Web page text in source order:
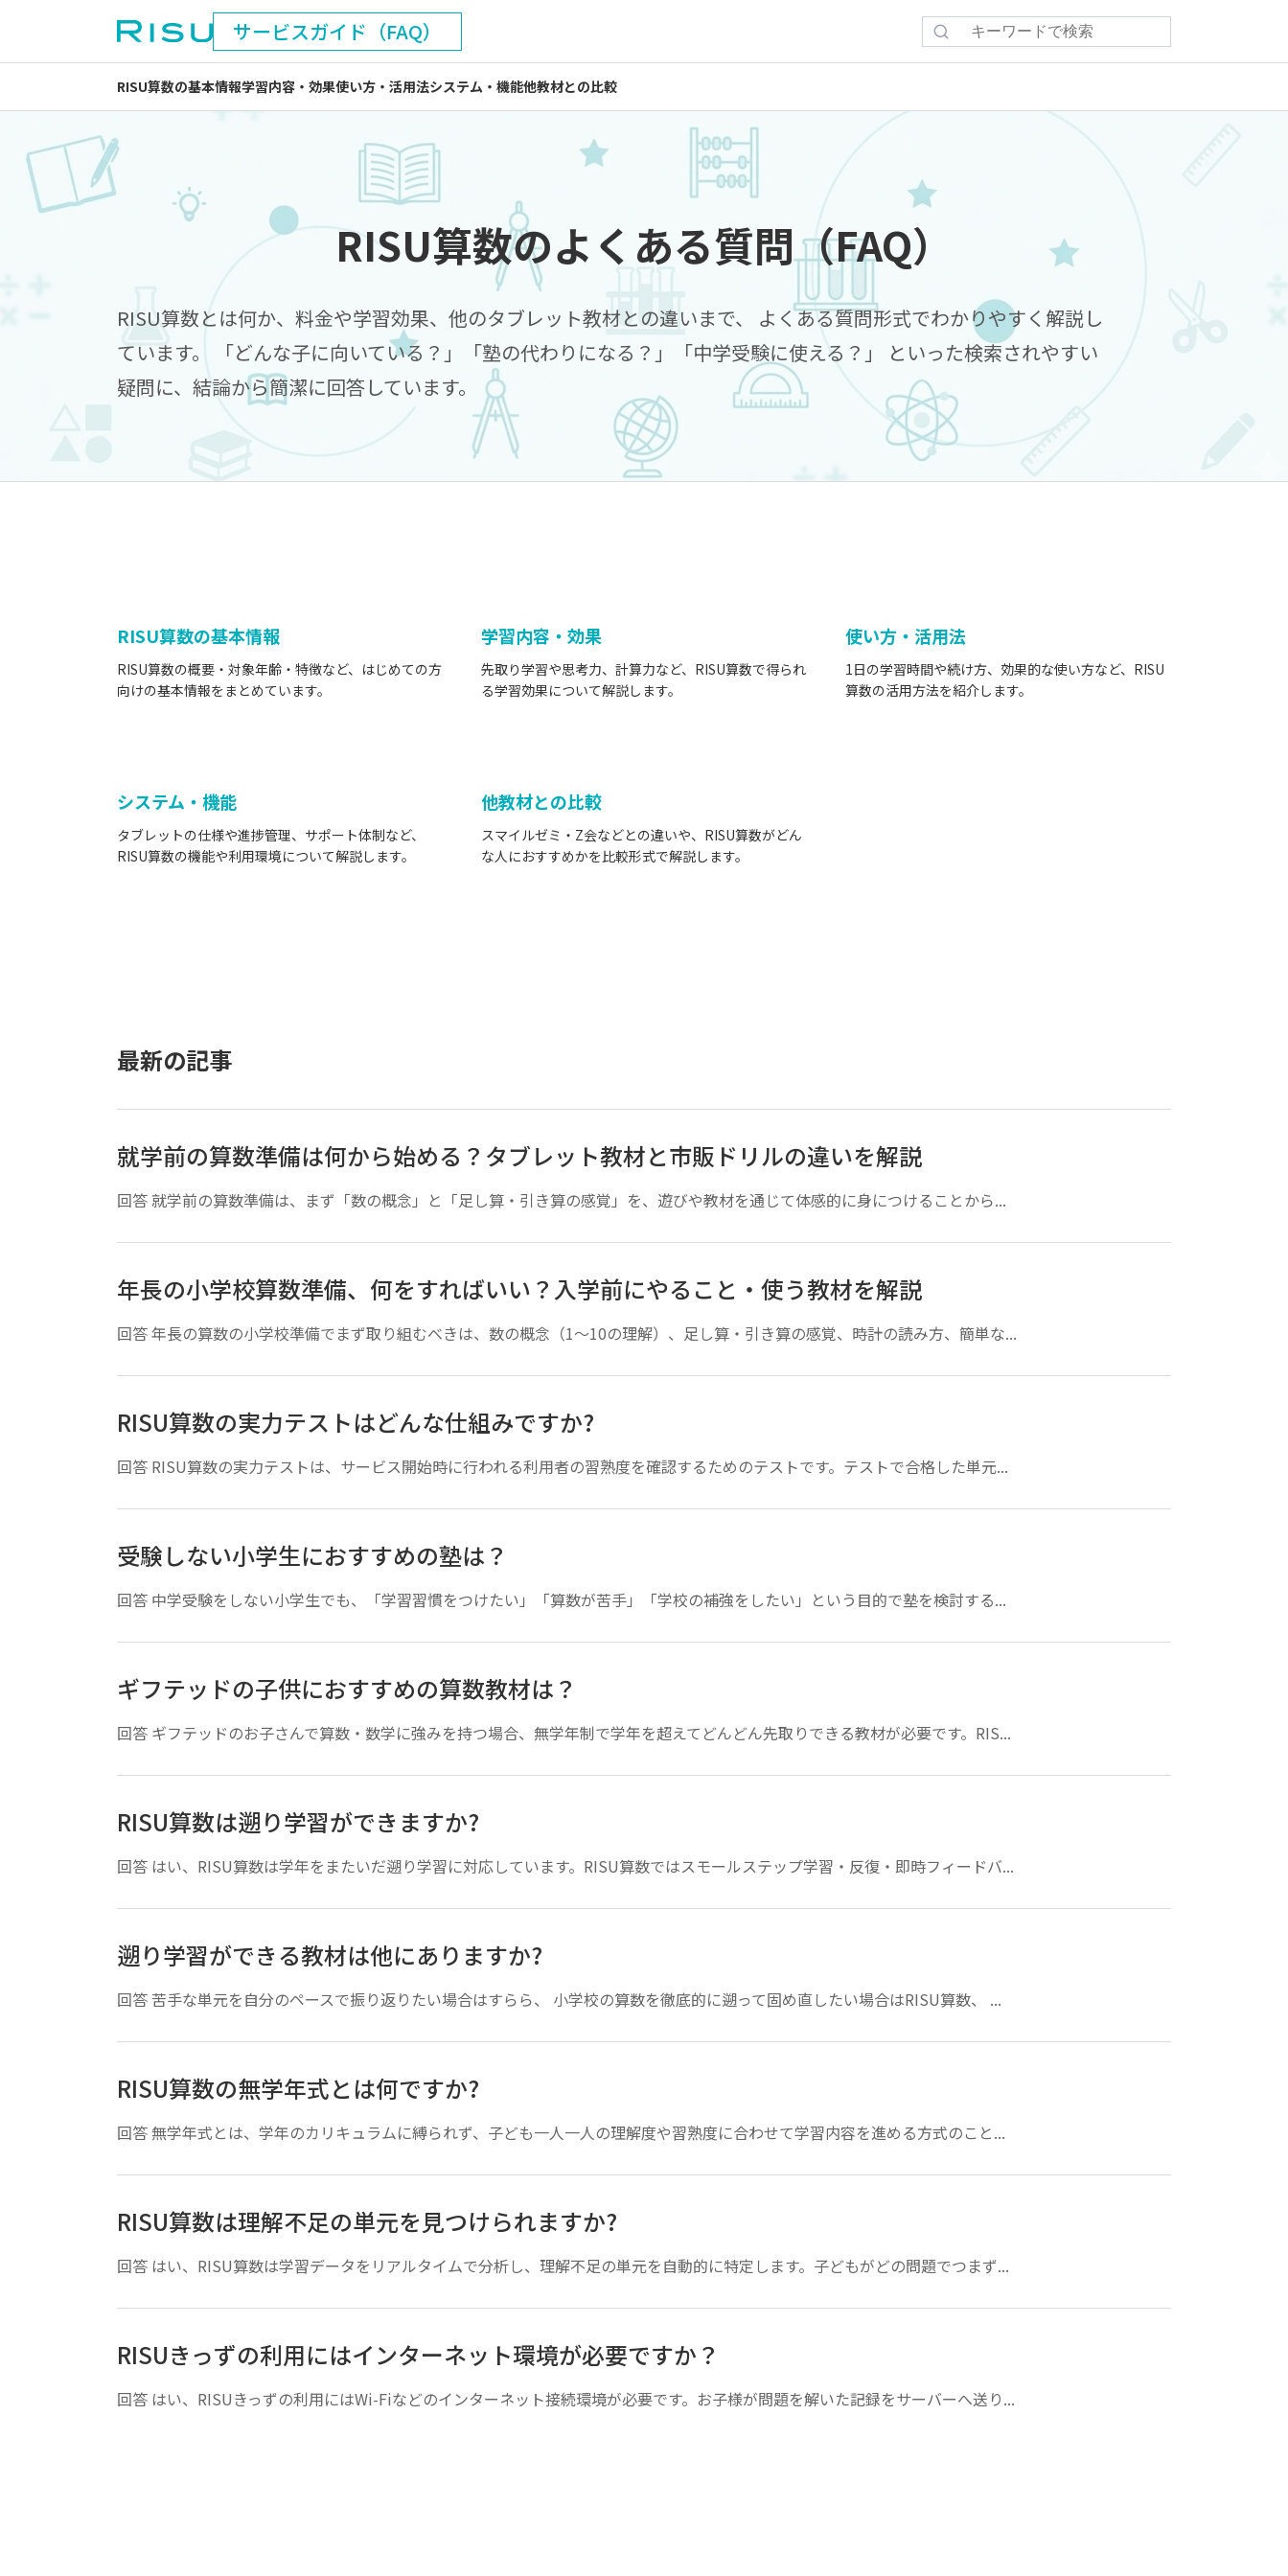
サービスガイド（FAQ）
検
索:
RISU算数の基本情報学習内容・効果使い方・活用法システム・機能他教材との比較
RISU算数のよくある質問（FAQ）
RISU算数とは何か、料金や学習効果、他のタブレット教材との違いまで、 よくある質問形式でわかりやすく解説し
ています。 「どんな子に向いている？」「塾の代わりになる？」「中学受験に使える？」 といった検索されやすい
疑問に、結論から簡潔に回答しています。
RISU算数の基本情報
RISU算数の概要・対象年齢・特徴など、はじめての方
向けの基本情報をまとめています。
学習内容・効果
先取り学習や思考力、計算力など、RISU算数で得られ
る学習効果について解説します。
使い方・活用法
1日の学習時間や続け方、効果的な使い方など、RISU
算数の活用方法を紹介します。
システム・機能
タブレットの仕様や進捗管理、サポート体制など、
RISU算数の機能や利用環境について解説します。
他教材との比較
スマイルゼミ・Z会などとの違いや、RISU算数がどん
な人におすすめかを比較形式で解説します。
最新の記事
就学前の算数準備は何から始める？タブレット教材と市販ドリルの違いを解説
回答 就学前の算数準備は、まず「数の概念」と「足し算・引き算の感覚」を、遊びや教材を通じて体感的に身につけることから...
年長の小学校算数準備、何をすればいい？入学前にやること・使う教材を解説
回答 年長の算数の小学校準備でまず取り組むべきは、数の概念（1〜10の理解）、足し算・引き算の感覚、時計の読み方、簡単な...
RISU算数の実力テストはどんな仕組みですか?
回答 RISU算数の実力テストは、サービス開始時に行われる利用者の習熟度を確認するためのテストです。テストで合格した単元...
受験しない小学生におすすめの塾は？
回答 中学受験をしない小学生でも、「学習習慣をつけたい」「算数が苦手」「学校の補強をしたい」という目的で塾を検討する...
ギフテッドの子供におすすめの算数教材は？
回答 ギフテッドのお子さんで算数・数学に強みを持つ場合、無学年制で学年を超えてどんどん先取りできる教材が必要です。RIS...
RISU算数は遡り学習ができますか?
回答 はい、RISU算数は学年をまたいだ遡り学習に対応しています。RISU算数ではスモールステップ学習・反復・即時フィードバ...
遡り学習ができる教材は他にありますか?
回答 苦手な単元を自分のペースで振り返りたい場合はすらら、 小学校の算数を徹底的に遡って固め直したい場合はRISU算数、 ...
RISU算数の無学年式とは何ですか?
回答 無学年式とは、学年のカリキュラムに縛られず、子ども一人一人の理解度や習熟度に合わせて学習内容を進める方式のこと...
RISU算数は理解不足の単元を見つけられますか?
回答 はい、RISU算数は学習データをリアルタイムで分析し、理解不足の単元を自動的に特定します。子どもがどの問題でつまず...
RISUきっずの利用にはインターネット環境が必要ですか？
回答 はい、RISUきっずの利用にはWi-Fiなどのインターネット接続環境が必要です。お子様が問題を解いた記録をサーバーへ送り...